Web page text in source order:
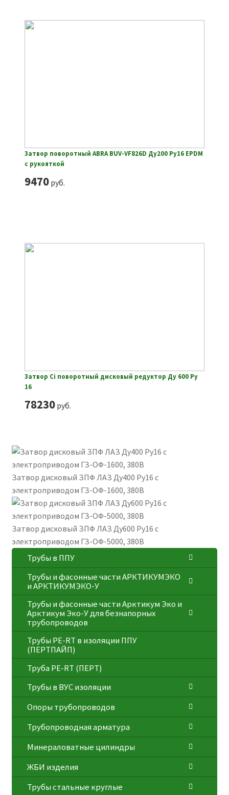
Затвор поворотный ABRA BUV-VF826D Ду200 Ру16 EPDM
с рукояткой
9470руб.
Затвор Ci поворотный дисковый редуктор Ду 600 Ру
16
78230руб.
Затвор дисковый ЗПФ ЛАЗ Ду400 Ру16 с
электроприводом ГЗ-ОФ-1600, 380В
Затвор дисковый ЗПФ ЛАЗ Ду600 Ру16 с
электроприводом ГЗ-ОФ-5000, 380В
Трубы в ППУ
Трубы и фасонные части АРКТИКУМЭКО
и АРКТИКУМЭКО-У
Трубы и фасонные части Арктикум Эко и
Арктикум Эко-У для безнапорных
трубопроводов
Трубы PE-RT в изоляции ППУ
(ПЕРТПАЙП)
⁠Трубa PE-RT (ПЕРТ)
Трубы в ВУС изоляции
Опоры трубопроводов
Трубопроводная арматура
Минераловатные цилиндры
ЖБИ изделия
Трубы стальные круглые